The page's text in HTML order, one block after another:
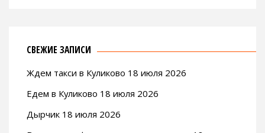
СВЕЖИЕ ЗАПИСИ
Ждем такси в Куликово 18 июля 2026
Едем в Куликово 18 июля 2026
Дырчик 18 июля 2026